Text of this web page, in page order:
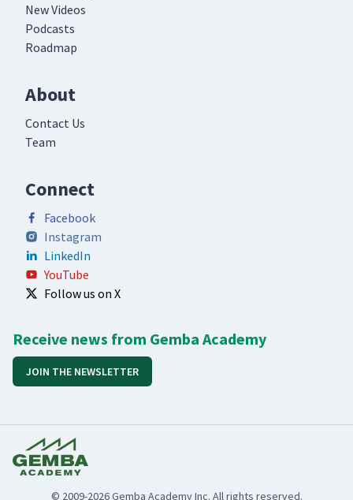
New Videos
Podcasts
Roadmap
About
Contact Us
Team
Connect
Facebook
Instagram
LinkedIn
YouTube
Follow us on X
Receive news from Gemba Academy
JOIN THE NEWSLETTER
© 2009-2026 Gemba Academy Inc. All rights reserved.